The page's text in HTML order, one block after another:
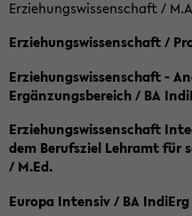
Erziehungswissenschaft /
Erziehungswissenschaft /
Erziehungswissenschaft -
Ergänzungsbereich / BA
Erziehungswissenschaft
dem Berufsziel Lehramt für
/ M.Ed.
Europa Intensiv / BA IndiErg